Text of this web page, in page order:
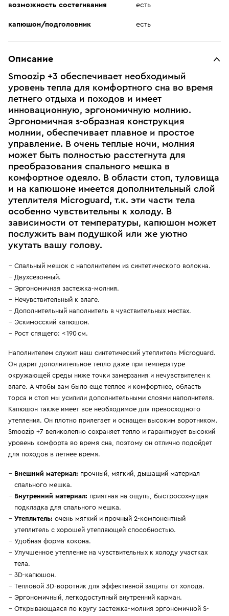
возможность состегивания есть
капюшон/подголовник есть
Описание
Smoozip +3 обеспечивает необходимый
уровень тепла для комфортного сна во время
летнего отдыха и походов и имеет
инновационную, эргономичную молнию.
Эргономичная s-образная конструкция
молнии, обеспечивает плавное и простое
управление. В очень теплые ночи, молния
может быть полностью расстегнута для
преобразования спального мешка в
комфортное одеяло. В области стоп, туловища
и на капюшоне имеется дополнительный слой
утеплителя Microguard, т.к. эти части тела
особенно чувствительны к холоду. В
зависимости от температуры, капюшон может
послужить вам подушкой или же уютно
укутать вашу голову.
Спальный мешок с наполнителем из синтетического волокна.
Двухсезонный.
Эргономичная застежка-молния.
Нечувствительный к влаге.
Дополнительный наполнитель в чувствительных местах.
Эскимосский капюшон.
Рост спящего: < 190 см.
Наполнителем служит наш синтетический утеплитель Microguard.
Он дарит дополнительное тепло даже при температуре
окружающей среды ниже точки замерзания и нечувствителен к
влаге. А чтобы вам было еще теплее и комфортнее, область
торса и стоп мы усилили дополнительными слоями наполнителя.
Капюшон также имеет все необходимое для превосходного
утепления. Он плотно прилегает и оснащен высоким воротником.
Smoozip +7 великолепно сохраняет тепло и гарантирует высокий
уровень комфорта во время сна, поэтому он отлично подойдет
для походов в летнее время.
Внешний материал: прочный, мягкий, дышащий материал
спального мешка.
Внутренний материал: приятная на ощупь, быстросохнущая
подкладка для спального мешка.
Утеплитель: очень мягкий и прочный 2-компонентный
утеплитель с хорошей утепляющей способностью.
Удобная форма кокона.
Улучшенное утепление на чувствительных к холоду участках
тела.
3D-капюшон.
Тепловой 3D-воротник для эффективной защиты от холода.
Эргономичный, легкодоступный внутренний карман.
Открывающаяся по кругу застежка-молния эргономичной S-